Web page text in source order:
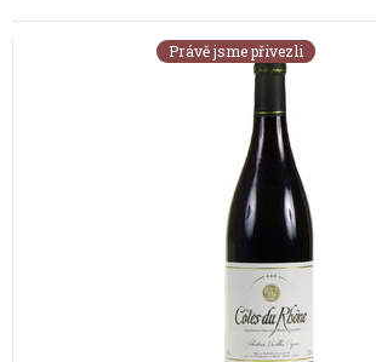
Právě jsme přivezli